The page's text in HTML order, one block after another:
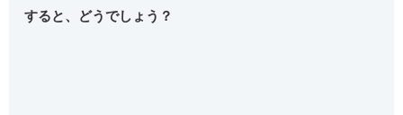
すると、どうでしょう？